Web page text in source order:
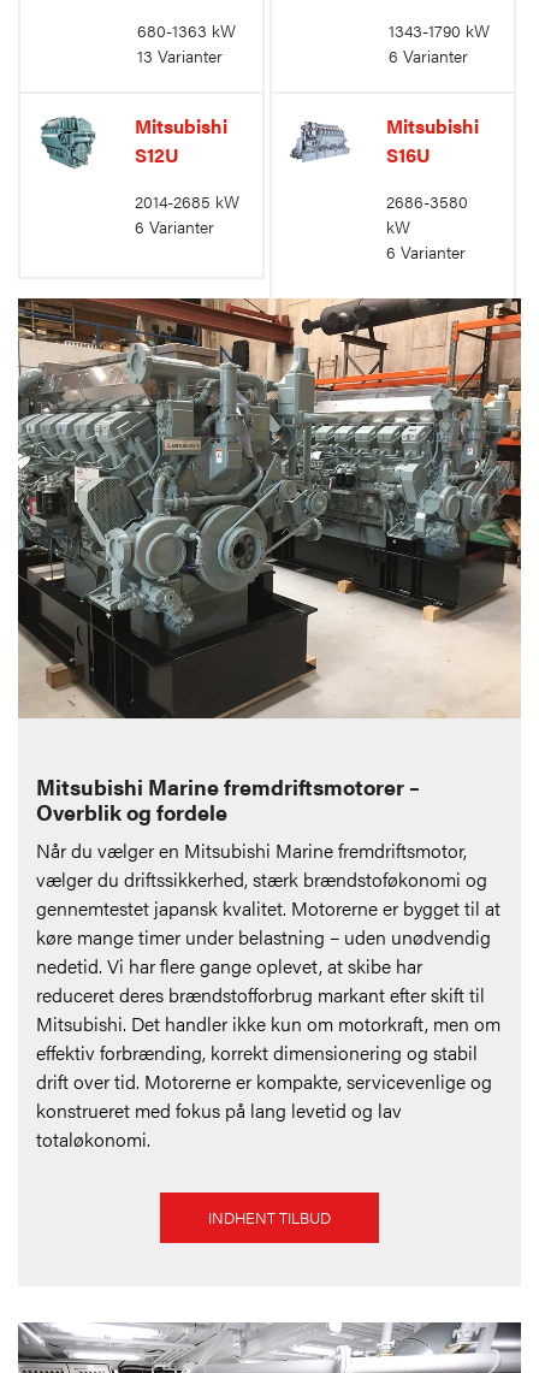
680-1363 kW
13 Varianter
1343-1790 kW
6 Varianter
Mitsubishi
S12U
2014-2685 kW
6 Varianter
Mitsubishi
S16U
2686-3580
kW
6 Varianter
Mitsubishi Marine fremdriftsmotorer –
Overblik og fordele
Når du vælger en Mitsubishi Marine fremdriftsmotor,
vælger du driftssikkerhed, stærk brændstoføkonomi og
gennemtestet japansk kvalitet. Motorerne er bygget til at
køre mange timer under belastning – uden unødvendig
nedetid. Vi har flere gange oplevet, at skibe har
reduceret deres brændstofforbrug markant efter skift til
Mitsubishi. Det handler ikke kun om motorkraft, men om
effektiv forbrænding, korrekt dimensionering og stabil
drift over tid. Motorerne er kompakte, servicevenlige og
konstrueret med fokus på lang levetid og lav
totaløkonomi.
INDHENT TILBUD